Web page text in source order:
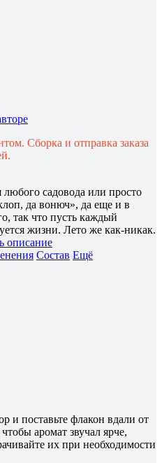
Сборка и отправка заказа
любого садовода или просто
да вонюч», да еще и в
так что пусть каждый
жизни. Лето же как-никак.
описание
Состав Ещё
и поставьте флакон вдали от
аромат звучал ярче,
их при необходимости